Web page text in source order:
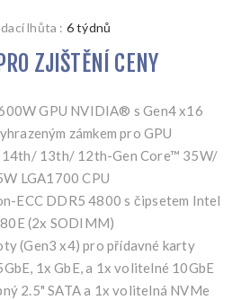
lhůta : 6 týdnů
ZJIŠTĚNÍ CENY
GPU NVIDIA® s Gen4 x16
zámkem pro GPU
13th/ 12th-Gen Core™ 35W/
LGA1700 CPU
ECC DDR5 4800 s čipsetem Intel
(2x SODIMM)
(Gen3 x4) pro přídavné karty
1x GbE, a 1x volitelné 10GbE
2.5" SATA a 1x volitelná NVMe